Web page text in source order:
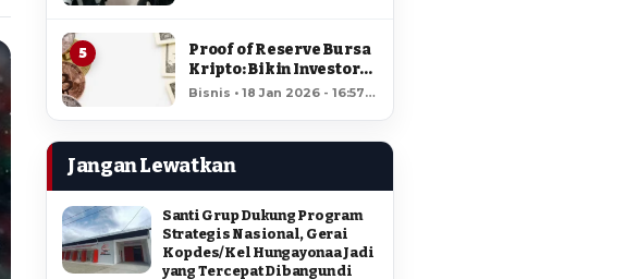
5
Proof of Reserve Bursa
Kripto: Bikin Investor
Kaya Raya?
Bisnis • 18 Jan 2026 - 16:57 •
Jangan Lewatkan
Santi Grup Dukung Program
Strategis Nasional, Gerai
Kopdes/Kel Hungayonaa Jadi
yang Tercepat Dibangun di